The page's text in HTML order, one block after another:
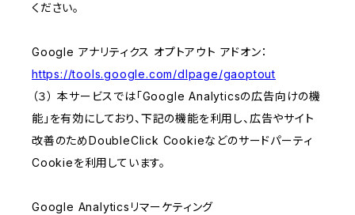
ください。
Google アナリティクス オプトアウト アドオン：
https://tools.google.com/dlpage/gaoptout
（３） 本サービスでは「Google Analyticsの広告向けの機
能」を有効にしており、下記の機能を利用し、広告やサイト
改善のためDoubleClick Cookieなどのサードパーティ
Cookieを利用しています。
Google Analyticsリマーケティング